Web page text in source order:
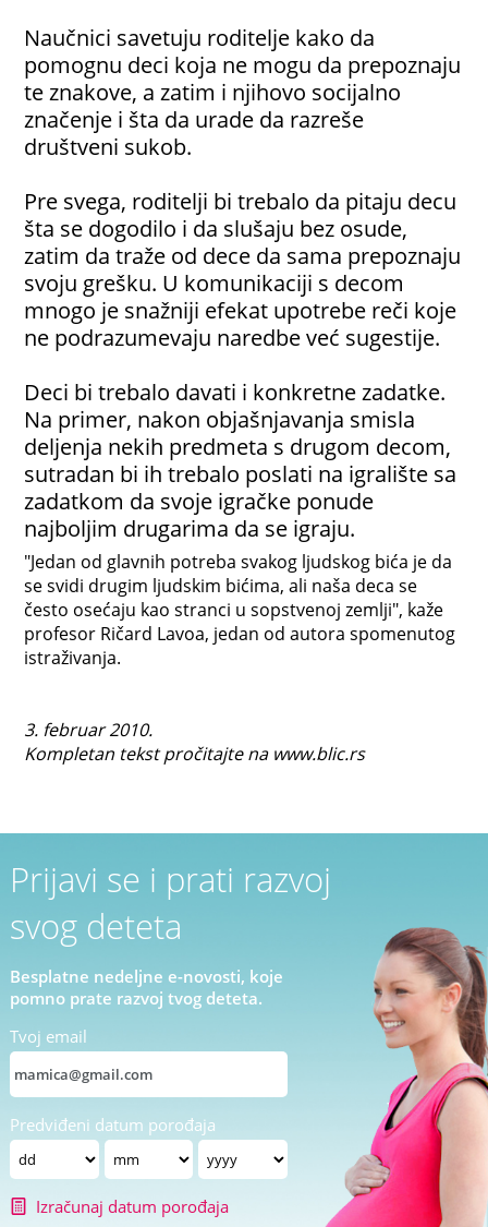
Naučnici savetuju roditelje kako da
pomognu deci koja ne mogu da prepoznaju
te znakove, a zatim i njihovo socijalno
značenje i šta da urade da razreše
društveni sukob.
Pre svega, roditelji bi trebalo da pitaju decu
šta se dogodilo i da slušaju bez osude,
zatim da traže od dece da sama prepoznaju
svoju grešku. U komunikaciji s decom
mnogo je snažniji efekat upotrebe reči koje
ne podrazumevaju naredbe već sugestije.
Deci bi trebalo davati i konkretne zadatke.
Na primer, nakon objašnjavanja smisla
deljenja nekih predmeta s drugom decom,
sutradan bi ih trebalo poslati na igralište sa
zadatkom da svoje igračke ponude
najboljim drugarima da se igraju.
"Jedan od glavnih potreba svakog ljudskog bića je da
se svidi drugim ljudskim bićima, ali naša deca se
često osećaju kao stranci u sopstvenoj zemlji", kaže
profesor Ričard Lavoa, jedan od autora spomenutog
istraživanja.
3. februar 2010.
Kompletan tekst pročitajte na www.blic.rs
Prijavi se i prati razvoj
svog deteta
Besplatne nedeljne e-novosti, koje
pomno prate razvoj tvog deteta.
Tvoj email
Predviđeni datum porođaja
Izračunaj datum porođaja